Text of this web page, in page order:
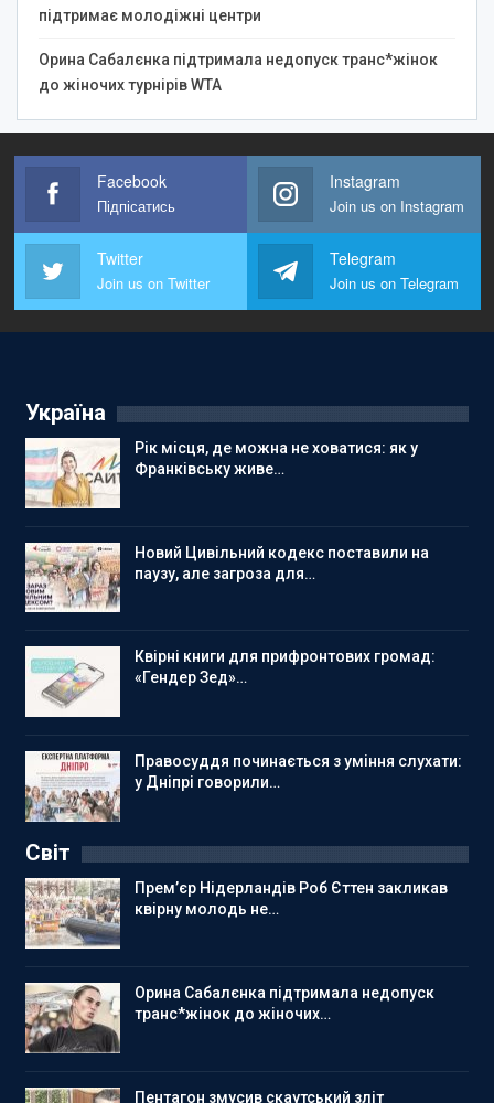
підтримає молодіжні центри
Орина Сабалєнка підтримала недопуск транс*жінок
до жіночих турнірів WTA
Facebook
Підпісатись
Instagram
Join us on Instagram
Twitter
Join us on Twitter
Telegram
Join us on Telegram
Україна
Рік місця, де можна не ховатися: як у
Франківську живе…
Новий Цивільний кодекс поставили на
паузу, але загроза для…
Квірні книги для прифронтових громад:
«Гендер Зед»…
Правосуддя починається з уміння слухати:
у Дніпрі говорили…
Світ
Прем’єр Нідерландів Роб Єттен закликав
квірну молодь не…
Орина Сабалєнка підтримала недопуск
транс*жінок до жіночих…
Пентагон змусив скаутський зліт